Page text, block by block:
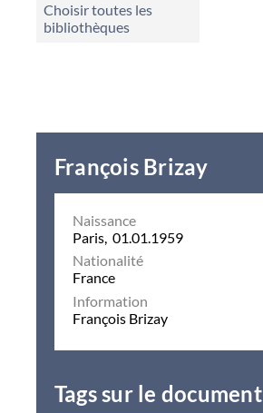
Choisir toutes les
bibliothèques
François Brizay
Naissance
Paris, 01.01.1959
Nationalité
France
Information
François Brizay
Tags sur le document